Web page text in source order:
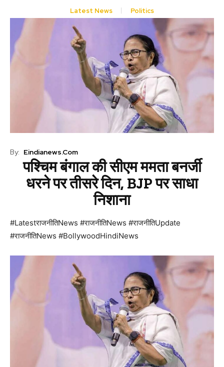
Latest News Politics
By: Eindianews.com
पश्चिम बंगाल की सीएम ममता बनर्जी
धरने पर तीसरे दिन, BJP पर साधा
निशाना
#LatestराजनीतिNews #राजनीतिNews #राजनीतिUpdate
#राजनीतिNews #BollywoodHindiNews